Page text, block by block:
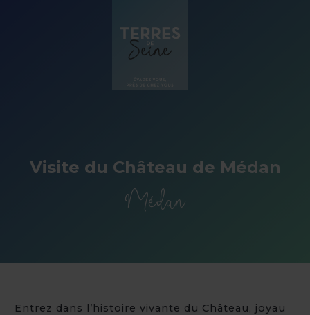
Visite du Château de Médan
Médan
Entrez dans l’histoire vivante du Château, joyau